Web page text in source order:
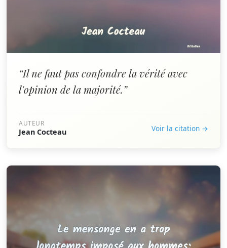
“Il ne faut pas confondre la vérité avec
l'opinion de la majorité.”
AUTEUR
Jean Cocteau Voir la citation →